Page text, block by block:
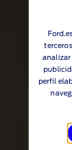
analizar
perfil